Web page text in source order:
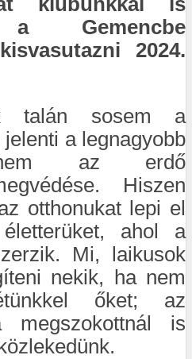
a Gemencbe
2024.
talán sosem a
a legnagyobb
az erdő
Hiszen
otthonukat lepi el
ahol a
Mi, laikusok
nekik, ha nem
őket; az
is